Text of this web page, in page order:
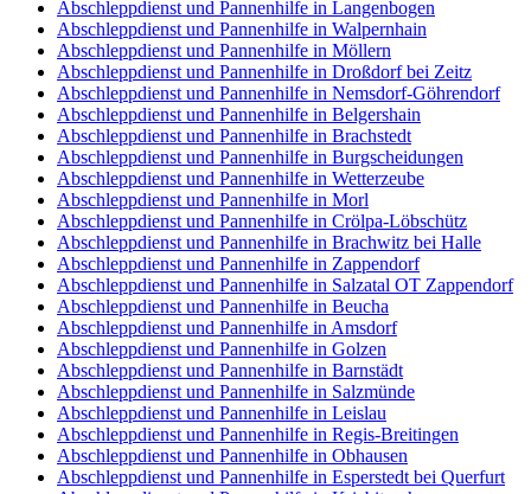
Abschleppdienst und Pannenhilfe in Langenbogen
Abschleppdienst und Pannenhilfe in Walpernhain
Abschleppdienst und Pannenhilfe in Möllern
Abschleppdienst und Pannenhilfe in Droßdorf bei Zeitz
Abschleppdienst und Pannenhilfe in Nemsdorf-Göhrendorf
Abschleppdienst und Pannenhilfe in Belgershain
Abschleppdienst und Pannenhilfe in Brachstedt
Abschleppdienst und Pannenhilfe in Burgscheidungen
Abschleppdienst und Pannenhilfe in Wetterzeube
Abschleppdienst und Pannenhilfe in Morl
Abschleppdienst und Pannenhilfe in Crölpa-Löbschütz
Abschleppdienst und Pannenhilfe in Brachwitz bei Halle
Abschleppdienst und Pannenhilfe in Zappendorf
Abschleppdienst und Pannenhilfe in Salzatal OT Zappendorf
Abschleppdienst und Pannenhilfe in Beucha
Abschleppdienst und Pannenhilfe in Amsdorf
Abschleppdienst und Pannenhilfe in Golzen
Abschleppdienst und Pannenhilfe in Barnstädt
Abschleppdienst und Pannenhilfe in Salzmünde
Abschleppdienst und Pannenhilfe in Leislau
Abschleppdienst und Pannenhilfe in Regis-Breitingen
Abschleppdienst und Pannenhilfe in Obhausen
Abschleppdienst und Pannenhilfe in Esperstedt bei Querfurt